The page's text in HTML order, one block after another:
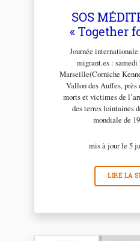
SOS
« Together
Journée
migrant.es : samedi
Marseille(Corniche
Vallon des Auffes, près
morts et victimes de
des terres lointaines
mondiale de
mis à jour le 5
LIRE LA